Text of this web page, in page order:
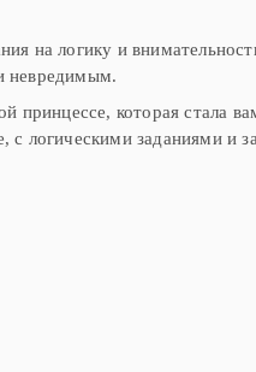
на логику и
невредимым.
принцессе, которая стала
с логическими заданиями и